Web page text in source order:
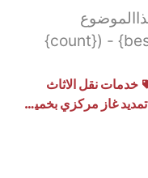
{score}/{best} - ({count}
خدمات نقل الاثاث
شركة تمديد غاز مركزي بخميس مشيط 0533910940